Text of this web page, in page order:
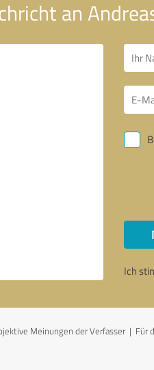
an
Ich
Meinungen der Verfasser |